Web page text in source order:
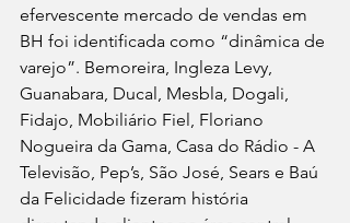
efervescente mercado de vendas em
BH foi identificada como “dinâmica de
varejo”. Bemoreira, Ingleza Levy,
Guanabara, Ducal, Mesbla, Dogali,
Fidajo, Mobiliário Fiel, Floriano
Nogueira da Gama, Casa do Rádio - A
Televisão, Pep’s, São José, Sears e Baú
da Felicidade fizeram história